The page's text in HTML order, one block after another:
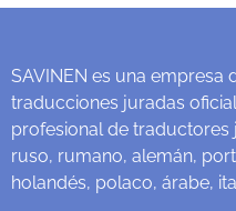
SAVINEN es una empresa
traducciones juradas
profesional de traductores
ruso, rumano, alemán,
holandés, polaco, árabe,